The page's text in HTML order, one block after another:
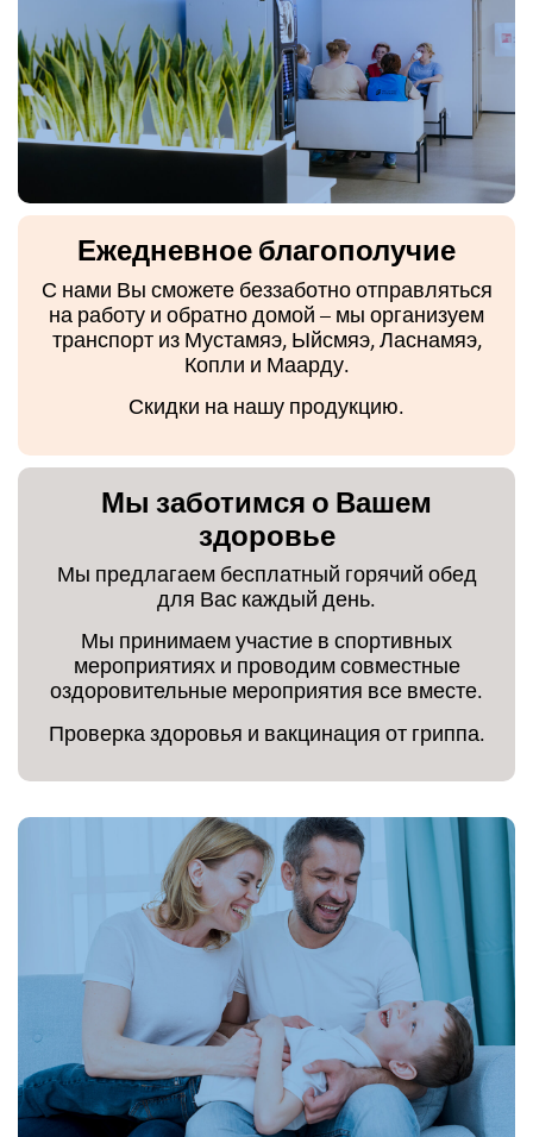
Ежедневное благополучие
С нами Вы сможете беззаботно отправляться
на работу и обратно домой – мы организуем
транспорт из Мустамяэ, Ыйсмяэ, Ласнамяэ,
Копли и Маарду.
Скидки на нашу продукцию.
Мы заботимся о Вашем
здоровье
Мы предлагаем бесплатный горячий обед
для Вас каждый день.
Мы принимаем участие в спортивных
мероприятиях и проводим совместные
оздоровительные мероприятия все вместе.
Проверка здоровья и вакцинация от гриппа.